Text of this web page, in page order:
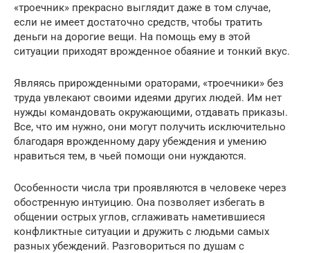
«троечник» прекрасно выглядит даже в том случае,
если не имеет достаточно средств, чтобы тратить
деньги на дорогие вещи. На помощь ему в этой
ситуации приходят врожденное обаяние и тонкий вкус.
Являясь прирожденными ораторами, «троечники» без
труда увлекают своими идеями других людей. Им нет
нужды командовать окружающими, отдавать приказы.
Все, что им нужно, они могут получить исключительно
благодаря врожденному дару убеждения и умению
нравиться тем, в чьей помощи они нуждаются.
Особенности числа три проявляются в человеке через
обостренную интуицию. Она позволяет избегать в
общении острых углов, сглаживать наметившиеся
конфликтные ситуации и дружить с людьми самых
разных убеждений. Разговориться по душам с